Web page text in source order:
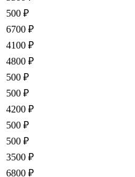
500 ₽
6700 ₽
4100 ₽
4800 ₽
500 ₽
500 ₽
4200 ₽
500 ₽
500 ₽
3500 ₽
6800 ₽